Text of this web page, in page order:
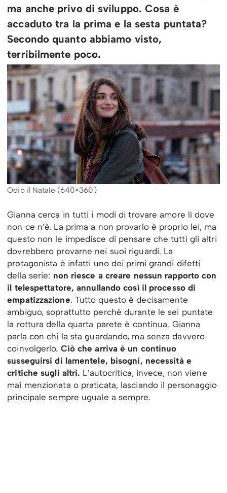
ma anche privo di sviluppo. Cosa è
accaduto tra la prima e la sesta puntata?
Secondo quanto abbiamo visto,
terribilmente poco.
Odio il Natale (640×360)
Gianna cerca in tutti i modi di trovare amore lì dove
non ce n’è. La prima a non provarlo è proprio lei, ma
questo non le impedisce di pensare che tutti gli altri
dovrebbero provarne nei suoi riguardi. La
protagonista è infatti uno dei primi grandi difetti
della serie: non riesce a creare nessun rapporto con
il telespettatore, annullando così il processo di
empatizzazione. Tutto questo è decisamente
ambiguo, soprattutto perché durante le sei puntate
la rottura della quarta parete è continua. Gianna
parla con chi la sta guardando, ma senza davvero
coinvolgerlo. Ciò che arriva è un continuo
susseguirsi di lamentele, bisogni, necessità e
critiche sugli altri. L’autocritica, invece, non viene
mai menzionata o praticata, lasciando il personaggio
principale sempre uguale a sempre.